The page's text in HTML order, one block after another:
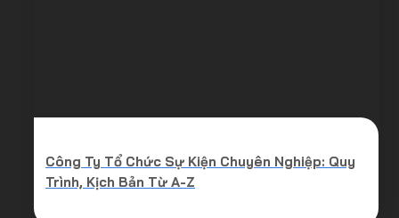
Công Ty Tổ Chức Sự Kiện Chuyên Nghiệp: Quy
Trình, Kịch Bản Từ A-Z